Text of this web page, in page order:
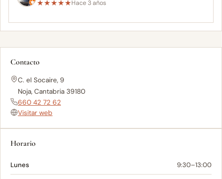
★★★★★Hace 3 años
Contacto
C. el Socaire, 9
Noja, Cantabria 39180
660 42 72 62
Visitar web
Horario
Lunes 9:30–13:00